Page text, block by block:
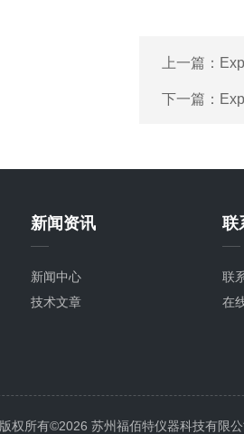
上一篇：
下一篇：
新闻资讯
新闻中心
技术文章
联
联
在
版权所有©2026 苏州福佰特仪器科技有限